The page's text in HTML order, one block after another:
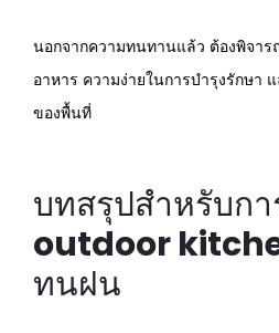
นอกจากความทนทานแล้ว ต้องพิจา
อาหาร ความง่ายในการบำรุงรักษา
ของพื้นที่
บทสรุปสำหรับกา
outdoor
ทนฝน